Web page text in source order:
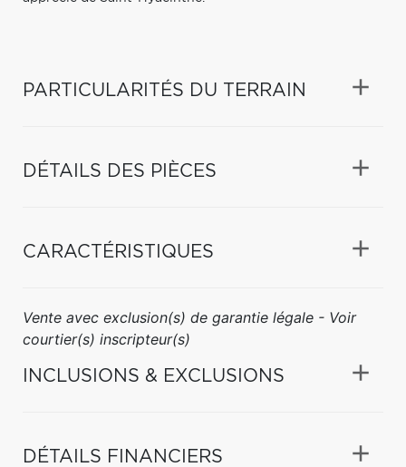
PARTICULARITÉS DU TERRAIN
DÉTAILS DES PIÈCES
CARACTÉRISTIQUES
Vente avec exclusion(s) de garantie légale - Voir
courtier(s) inscripteur(s)
INCLUSIONS & EXCLUSIONS
DÉTAILS FINANCIERS